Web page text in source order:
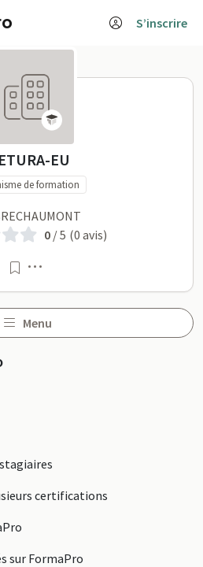
S’inscrire
EU sur FormaPro
EU
de formation
0/ 5 (0 avis)
Menu
certifications
sur FormaPro